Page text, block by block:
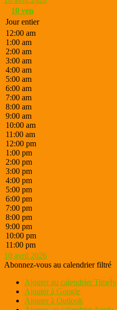
10 ven
Jour entier
12:00 am
1:00 am
2:00 am
3:00 am
4:00 am
5:00 am
6:00 am
7:00 am
8:00 am
9:00 am
10:00 am
11:00 am
12:00 pm
1:00 pm
2:00 pm
3:00 pm
4:00 pm
5:00 pm
6:00 pm
7:00 pm
8:00 pm
9:00 pm
10:00 pm
11:00 pm
10 avril 2026
Abonnez-vous au calendrier filtré
Ajouter au calendrier Timely
Ajouter à Google
Ajouter à Outlook